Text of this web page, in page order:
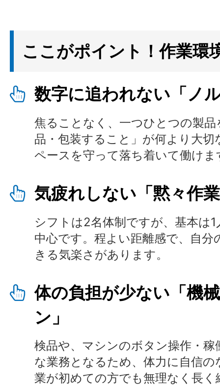
ここがポイント！作業環
数字に追われない「ノ
焦ることなく、一つひとつの製品
品・包装すること」が何より大切
ペースを守って落ち着いて働けま
気疲れしない「黙々作
シフトは2名体制ですが、基本は
中心です。程よい距離感で、自分
きる気楽さがあります。
体の負担が少ない「機
ン」
検品や、マシンのボタン操作・
な業務となるため、体力に自信の
業が初めての方でも無理なく長